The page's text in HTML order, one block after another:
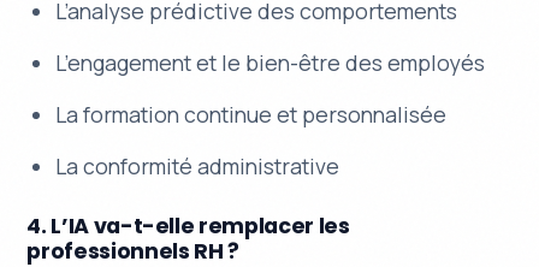
L’analyse prédictive des comportements
L’engagement et le bien-être des employés
La formation continue et personnalisée
La conformité administrative
4. L’IA va-t-elle remplacer les
professionnels RH ?